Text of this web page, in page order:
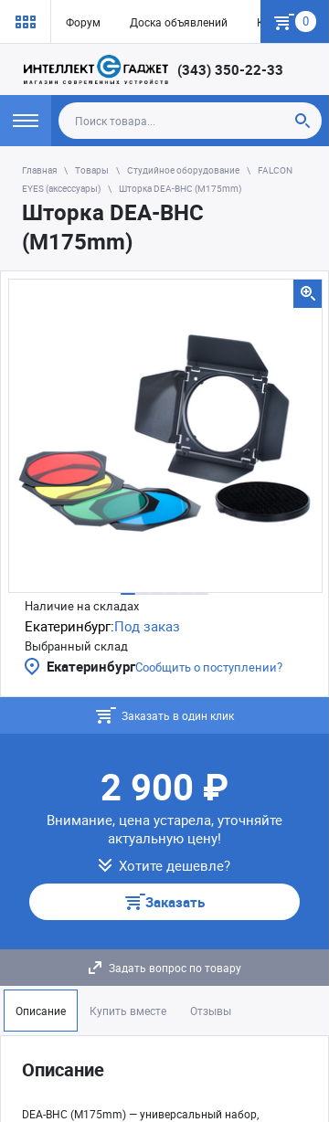
Форум Доска объявлений Как купить
0
(343) 350-22-33
Главная Товары Студийное оборудование
FALCON
EYES (аксессуары)
Шторка DEA-BHC (M175mm)
Шторка DEA-BHC
(M175mm)
Наличие на складах
Екатеринбург:Под заказ
Выбранный склад
ЕкатеринбургСообщить о поступлении?
Заказать в один клик
2 900 ₽
Внимание, цена устарела, уточняйте
актуальную цену!
Хотите дешевле?
Заказать
Задать вопрос по товару
Описание Купить вместе Отзывы
Описание
DEA-BHC (M175mm) — универсальный набор,